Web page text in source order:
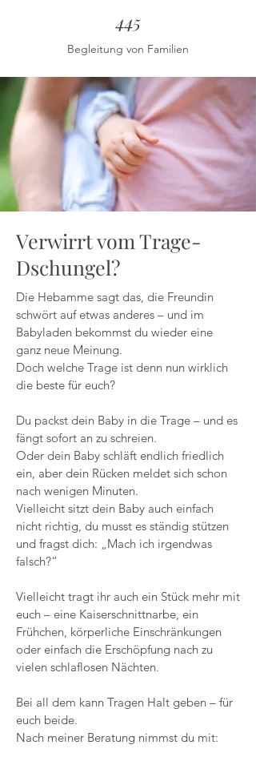
445
Begleitung von Familien
Verwirrt vom Trage-
Dschungel?
Die Hebamme sagt das, die Freundin
schwört auf etwas anderes – und im
Babyladen bekommst du wieder eine
ganz neue Meinung.
Doch welche Trage ist denn nun wirklich
die beste für euch?
Du packst dein Baby in die Trage – und es
fängt sofort an zu schreien.
Oder dein Baby schläft endlich friedlich
ein, aber dein Rücken meldet sich schon
nach wenigen Minuten.
Vielleicht sitzt dein Baby auch einfach
nicht richtig, du musst es ständig stützen
und fragst dich: „Mach ich irgendwas
falsch?“
Vielleicht tragt ihr auch ein Stück mehr mit
euch – eine Kaiserschnittnarbe, ein
Frühchen, körperliche Einschränkungen
oder einfach die Erschöpfung nach zu
vielen schlaflosen Nächten.
Bei all dem kann Tragen Halt geben – für
euch beide.
Nach meiner Beratung nimmst du mit: